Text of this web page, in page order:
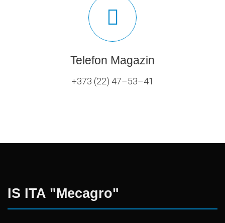
Telefon Magazin
+373 (22) 47–53–41
IS ITA "Mecagro"